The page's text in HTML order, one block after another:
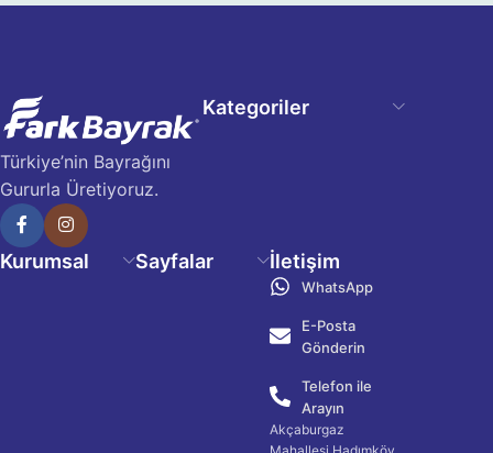
Türkiye’nin Bayrağını
Gururla Üretiyoruz.
Kategoriler
Kurumsal Sayfalar İletişim
WhatsApp
E-Posta
Gönderin
Telefon ile
Arayın
Akçaburgaz